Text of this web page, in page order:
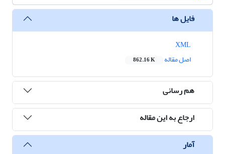
فایل ها
اصل مقاله
862.16 K
هم رسانی
ارجاع به این مقاله
آمار